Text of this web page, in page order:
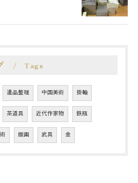
Tags
遺品整理 中国美術 掛軸
茶道具 近代作家物 鉄瓶
版画 武具 金